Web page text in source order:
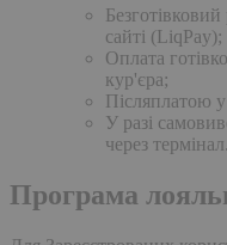
сайті (LiqPay);
Оплата
кур'єра;
Післяплатою
У разі
через термінал.
Програма